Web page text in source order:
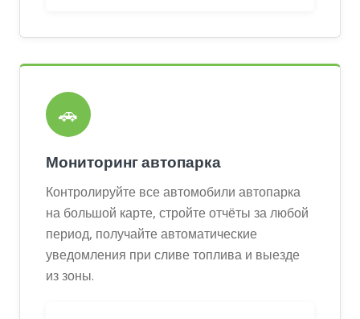
🚗
Мониторинг автопарка
Контролируйте все автомобили автопарка
на большой карте, стройте отчёты за любой
период, получайте автоматические
уведомления при сливе топлива и выезде
из зоны.